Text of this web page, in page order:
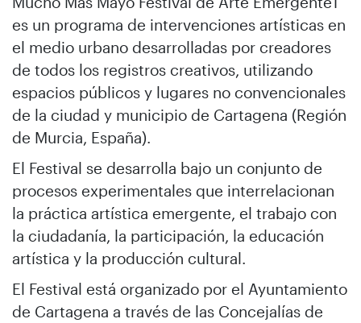
es un programa de intervenciones artísticas en
el medio urbano desarrolladas por creadores
de todos los registros creativos, utilizando
espacios públicos y lugares no convencionales
de la ciudad y municipio de Cartagena (Región
de Murcia, España).
El Festival se desarrolla bajo un conjunto de
procesos experimentales que interrelacionan
la práctica artística emergente, el trabajo con
la ciudadanía, la participación, la educación
artística y la producción cultural.
El Festival está organizado por el Ayuntamiento
de Cartagena a través de las Concejalías de